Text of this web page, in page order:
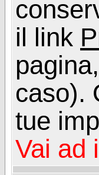
il link
caso).
tue
Vai ad